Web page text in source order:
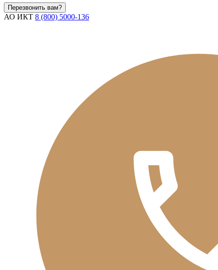
Перезвонить вам?
АО ИКТ 8 (800) 5000-136